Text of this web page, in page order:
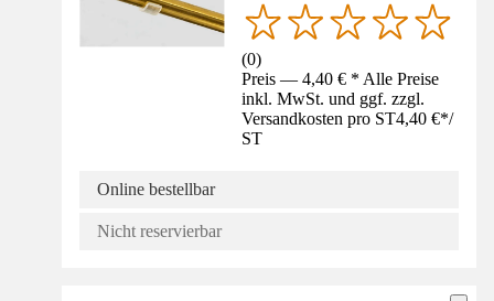
(0)
Preis — 4,40 € * Alle Preise
inkl. MwSt. und ggf. zzgl.
Versandkosten pro ST4,40 €*/
ST
Online bestellbar
Nicht reservierbar